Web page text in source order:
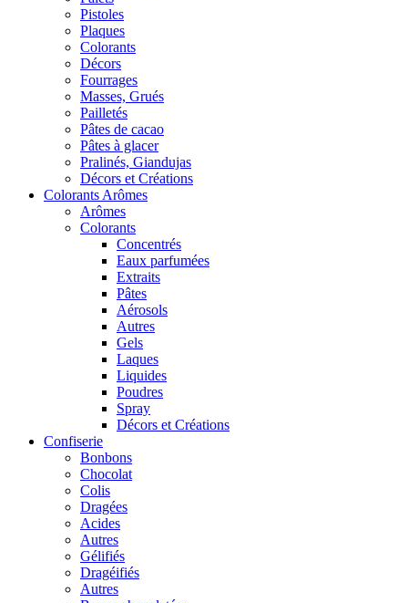
Pistoles
Plaques
Colorants
Décors
Fourrages
Masses, Grués
Pailletés
Pâtes de cacao
Pâtes à glacer
Pralinés, Giandujas
Décors et Créations
Colorants Arômes
Arômes
Colorants
Concentrés
Eaux parfumées
Extraits
Pâtes
Aérosols
Autres
Gels
Laques
Liquides
Poudres
Spray
Décors et Créations
Confiserie
Bonbons
Chocolat
Colis
Dragées
Acides
Autres
Gélifiés
Dragéifiés
Autres